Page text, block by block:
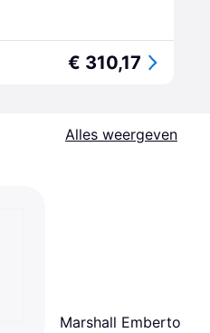
€ 310,17
Alles weergeven
Marshall Emberton II